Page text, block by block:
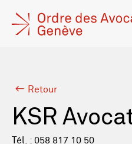
Retour
KSR
Tél. : 058 817 10 50